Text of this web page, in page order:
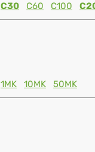
C30 C60 C100
1MK 10MK 50MK